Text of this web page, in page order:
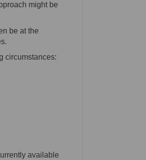
might be
be at the
circumstances:
available